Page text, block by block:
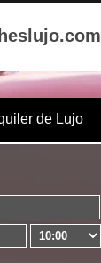
de Lujo